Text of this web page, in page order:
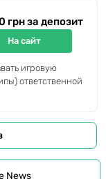
грн за депозит
На сайт
игровую
ответственной
News